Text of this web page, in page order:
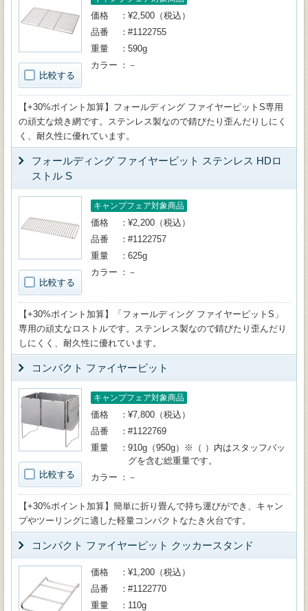
比較する
価格
¥2,500（税込）
品番
#1122755
重量
590g
カラー
－
【+30%ポイント加算】フォールディング ファイヤーピットS専用
の頑丈な焼き網です。ステンレス製なので錆びたり歪んだりしにく
く、耐久性に優れています。
フォールディング ファイヤーピット ステンレス HDロ
ストル S
比較する
キャンプフェア対象商品
価格
¥2,200（税込）
品番
#1122757
重量
625g
カラー
－
【+30%ポイント加算】「フォールディング ファイヤーピットS」
専用の頑丈なロストルです。ステンレス製なので錆びたり歪んだり
しにくく、耐久性に優れています。
コンパクト ファイヤーピット
比較する
キャンプフェア対象商品
価格
¥7,800（税込）
品番
#1122769
重量
910g（950g）※（ ）内はスタッフバッ
グを含む総重量です。
カラー
－
【+30%ポイント加算】簡単に折り畳んで持ち運びができ、キャン
プやツーリングに適した軽量コンパクトなたき火台です。
コンパクト ファイヤーピット クッカースタンド
価格
¥1,200（税込）
品番
#1122770
重量
110g